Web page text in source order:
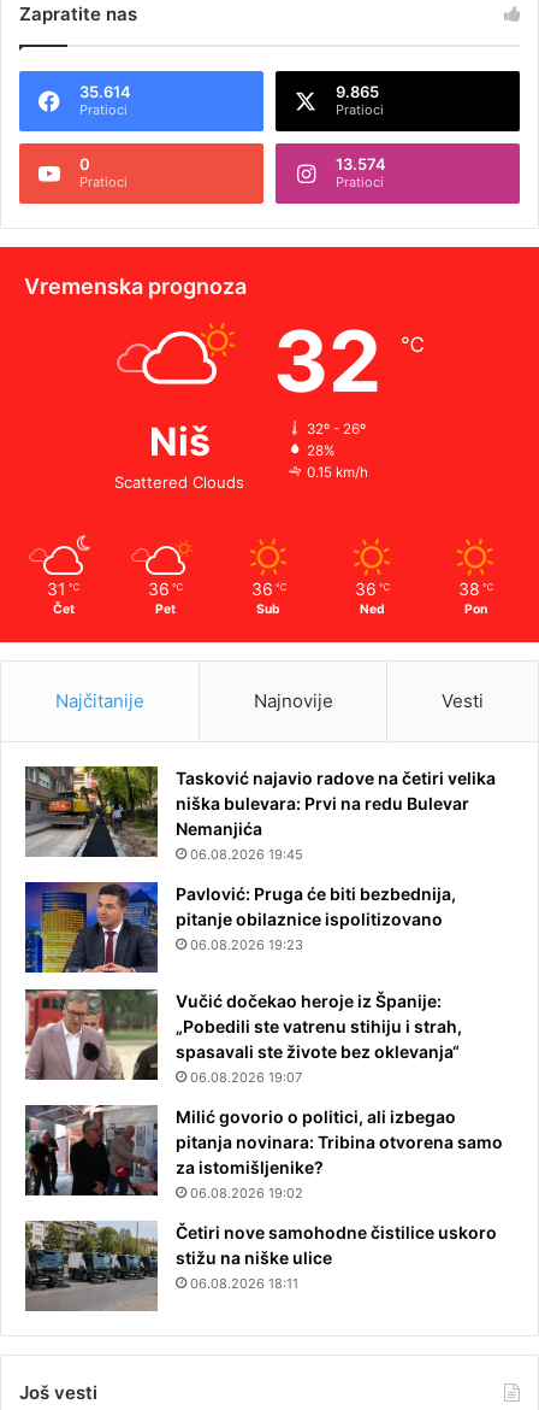
Zapratite nas
35.614
Pratioci
9.865
Pratioci
0
Pratioci
13.574
Pratioci
Vremenska prognoza
Niš
Scattered Clouds
32 ℃
32º - 26º
28%
0.15 km/h
31 ℃
Čet
36 ℃
Pet
36 ℃
Sub
36 ℃
Ned
38 ℃
Pon
Najčitanije Najnovije Vesti
Tasković najavio radove na četiri velika
niška bulevara: Prvi na redu Bulevar
Nemanjića
06.08.2026 19:45
Pavlović: Pruga će biti bezbednija,
pitanje obilaznice ispolitizovano
06.08.2026 19:23
Vučić dočekao heroje iz Španije:
„Pobedili ste vatrenu stihiju i strah,
spasavali ste živote bez oklevanja“
06.08.2026 19:07
Milić govorio o politici, ali izbegao
pitanja novinara: Tribina otvorena samo
za istomišljenike?
06.08.2026 19:02
Četiri nove samohodne čistilice uskoro
stižu na niške ulice
06.08.2026 18:11
Još vesti